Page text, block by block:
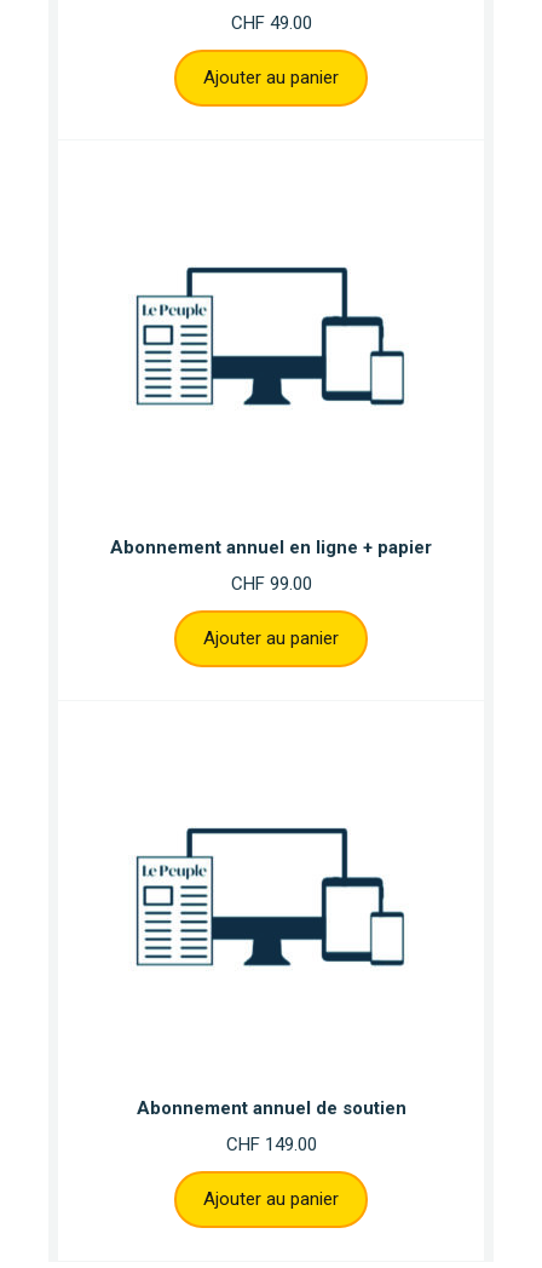
CHF49.00
Ajouter au panier
Abonnement annuel en ligne + papier
CHF99.00
Ajouter au panier
Abonnement annuel de soutien
CHF149.00
Ajouter au panier